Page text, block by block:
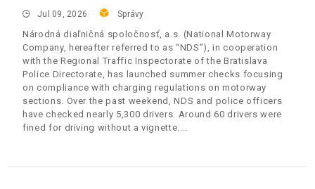
Jul 09, 2026 Správy
Národná diaľničná spoločnosť, a.s. (National Motorway
Company, hereafter referred to as “NDS”), in cooperation
with the Regional Traffic Inspectorate of the Bratislava
Police Directorate, has launched summer checks focusing
on compliance with charging regulations on motorway
sections. Over the past weekend, NDS and police officers
have checked nearly 5,300 drivers. Around 60 drivers were
fined for driving without a vignette.